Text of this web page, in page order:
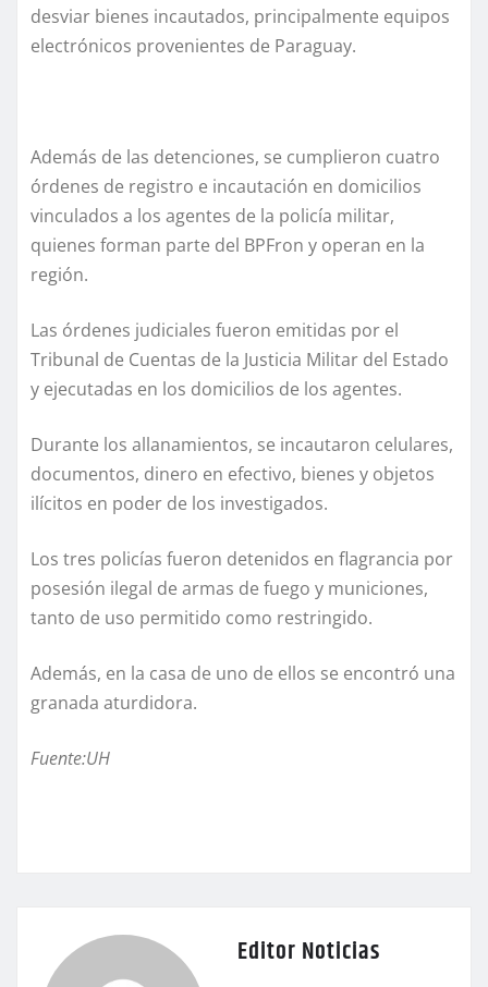
desviar bienes incautados, principalmente equipos
electrónicos provenientes de Paraguay.
Además de las detenciones, se cumplieron cuatro
órdenes de registro e incautación en domicilios
vinculados a los agentes de la policía militar,
quienes forman parte del BPFron y operan en la
región.
Las órdenes judiciales fueron emitidas por el
Tribunal de Cuentas de la Justicia Militar del Estado
y ejecutadas en los domicilios de los agentes.
Durante los allanamientos, se incautaron celulares,
documentos, dinero en efectivo, bienes y objetos
ilícitos en poder de los investigados.
Los tres policías fueron detenidos en flagrancia por
posesión ilegal de armas de fuego y municiones,
tanto de uso permitido como restringido.
Además, en la casa de uno de ellos se encontró una
granada aturdidora.
Fuente:UH
Editor Noticias